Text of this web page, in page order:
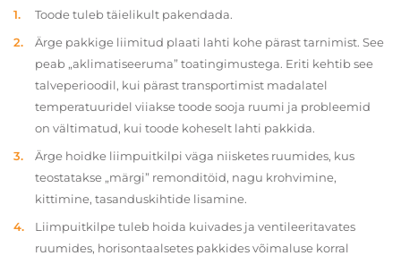
Toode tuleb täielikult pakendada.
Ärge pakkige liimitud plaati lahti kohe pärast tarnimist. See
peab „aklimatiseeruma” toatingimustega. Eriti kehtib see
talveperioodil, kui pärast transportimist madalatel
temperatuuridel viiakse toode sooja ruumi ja probleemid
on vältimatud, kui toode koheselt lahti pakkida.
Ärge hoidke liimpuitkilpi väga niisketes ruumides, kus
teostatakse „märgi” remonditöid, nagu krohvimine,
kittimine, tasanduskihtide lisamine.
Liimpuitkilpe tuleb hoida kuivades ja ventileeritavates
ruumides, horisontaalsetes pakkides võimaluse korral